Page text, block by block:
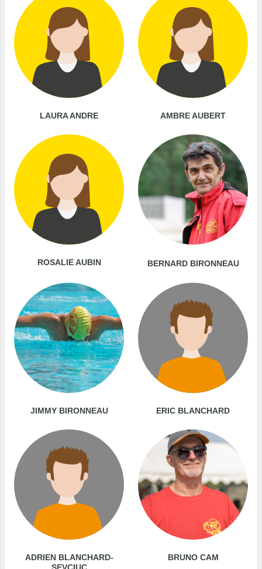
LAURA ANDRE AMBRE AUBERT
ROSALIE AUBIN BERNARD BIRONNEAU
JIMMY BIRONNEAU ERIC BLANCHARD
ADRIEN BLANCHARD-
SEVCIUC
BRUNO CAM